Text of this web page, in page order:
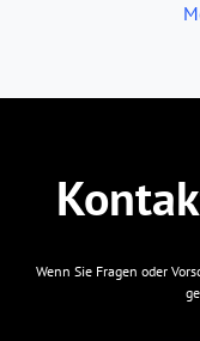
Wenn Sie Fragen oder